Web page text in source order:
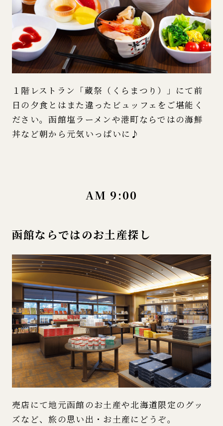
１階レストラン「蔵祭（くらまつり）」にて前
日の夕食とはまた違ったビュッフェをご堪能く
ださい。函館塩ラーメンや港町ならではの海鮮
丼など朝から元気いっぱいに♪
AM 9:00
函館ならではのお土産探し
売店にて地元函館のお土産や北海道限定のグッ
ズなど、旅の思い出・お土産にどうぞ。